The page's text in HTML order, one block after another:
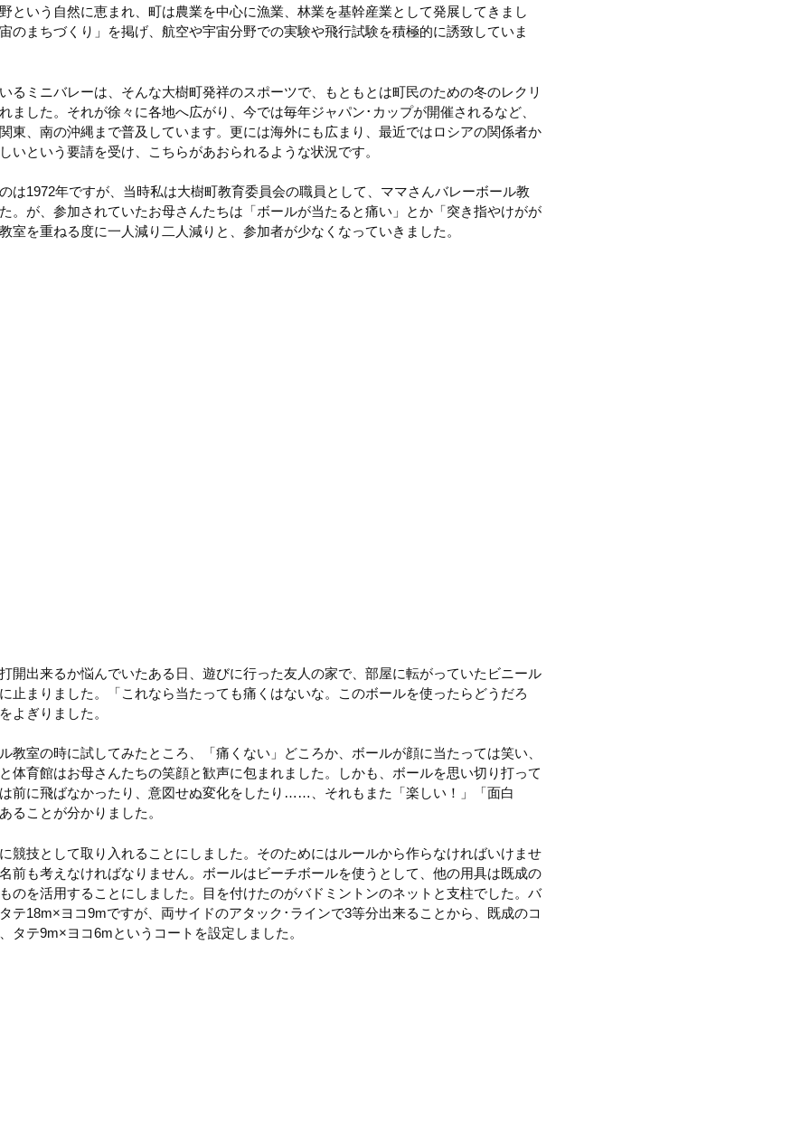
という自然に恵まれ、町は農業を中心に漁業、林業を基幹産業として発展してきまし
のまちづくり」を掲げ、航空や宇宙分野での実験や飛行試験を積極的に誘致していま
るミニバレーは、そんな大樹町発祥のスポーツで、もともとは町民のための冬のレクリ
ました。それが徐々に各地へ広がり、今では毎年ジャパン･カップが開催されるなど、
東、南の沖縄まで普及しています。更には海外にも広まり、最近ではロシアの関係者か
いという要請を受け、こちらがあおられるような状況です。
は1972年ですが、当時私は大樹町教育委員会の職員として、ママさんバレーボール教
。が、参加されていたお母さんたちは「ボールが当たると痛い」とか「突き指やけがが
室を重ねる度に一人減り二人減りと、参加者が少なくなっていきました。
開出来るか悩んでいたある日、遊びに行った友人の家で、部屋に転がっていたビニール
止まりました。「これなら当たっても痛くはないな。このボールを使ったらどうだろ
よぎりました。
教室の時に試してみたところ、「痛くない」どころか、ボールが顔に当たっては笑い、
体育館はお母さんたちの笑顔と歓声に包まれました。しかも、ボールを思い切り打って
前に飛ばなかったり、意図せぬ変化をしたり ……
、それもまた「楽しい！」「面白
ることが分かりました。
競技として取り入れることにしました。そのためにはルールから作らなければいけませ
前も考えなければなりません。ボールはビーチボールを使うとして、他の用具は既成の
のを活用することにしました。目を付けたのがバドミントンのネットと支柱でした。バ
テ18m×ヨコ9mですが、両サイドのアタック･ラインで3等分出来ることから、既成のコ
タテ9m×ヨコ6mというコートを設定しました。